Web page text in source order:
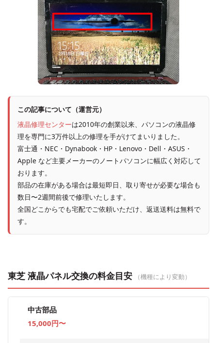
この記事について（運営元）
液晶修理センターは2010年の創業以来、パソコンの液晶修
理を専門に3万件以上の修理を手がけてまいりました。
富士通・NEC・Dynabook・HP・Lenovo・Dell・ASUS・
Apple など主要メーカーのノートパソコンに幅広く対応して
おります。
部品の在庫がある場合は最短即日、取り寄せが必要な場合も
数日〜2週間前後で修理いたします。
全国どこからでも宅配でご依頼いただけ、返送送料は無料で
す。
東芝 液晶パネル交換の料金目安 （機種により変動）
中古部品
15,000円〜